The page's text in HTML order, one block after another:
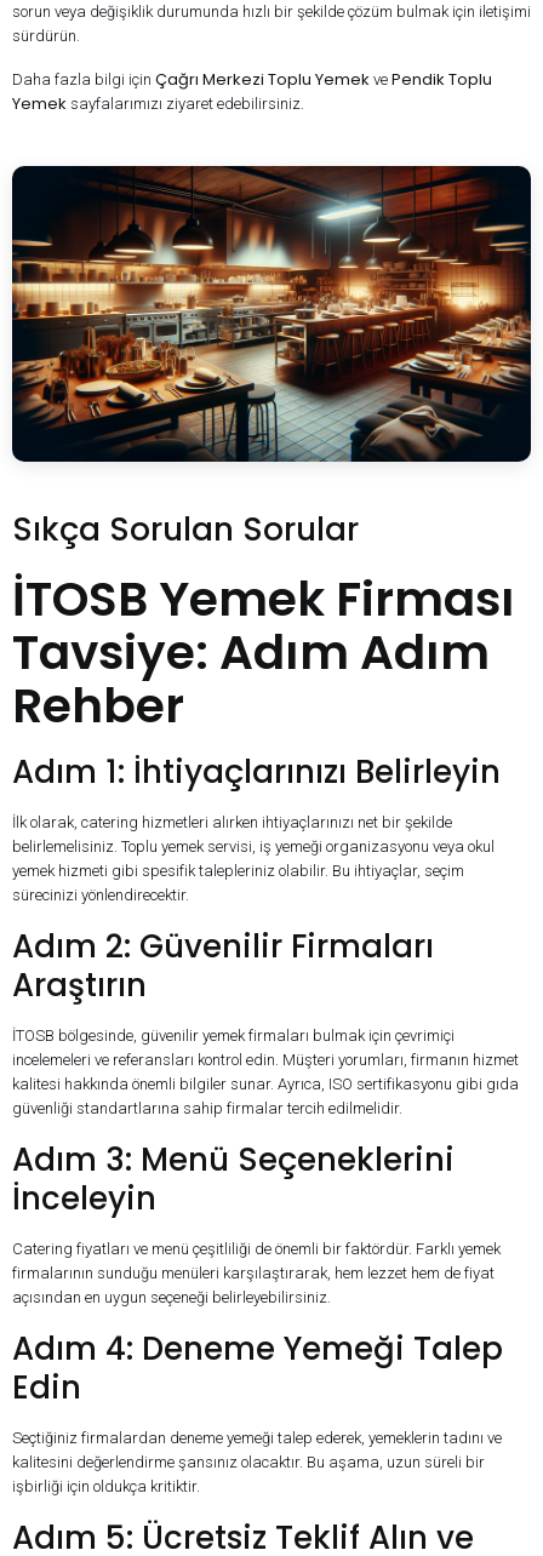
sorun veya değişiklik durumunda hızlı bir şekilde çözüm bulmak için iletişimi
sürdürün.
Daha fazla bilgi için Çağrı Merkezi Toplu Yemek ve Pendik Toplu
Yemek sayfalarımızı ziyaret edebilirsiniz.
Sıkça Sorulan Sorular
İTOSB Yemek Firması
Tavsiye: Adım Adım
Rehber
Adım 1: İhtiyaçlarınızı Belirleyin
İlk olarak, catering hizmetleri alırken ihtiyaçlarınızı net bir şekilde
belirlemelisiniz. Toplu yemek servisi, iş yemeği organizasyonu veya okul
yemek hizmeti gibi spesifik talepleriniz olabilir. Bu ihtiyaçlar, seçim
sürecinizi yönlendirecektir.
Adım 2: Güvenilir Firmaları
Araştırın
İTOSB bölgesinde, güvenilir yemek firmaları bulmak için çevrimiçi
incelemeleri ve referansları kontrol edin. Müşteri yorumları, firmanın hizmet
kalitesi hakkında önemli bilgiler sunar. Ayrıca, ISO sertifikasyonu gibi gıda
güvenliği standartlarına sahip firmalar tercih edilmelidir.
Adım 3: Menü Seçeneklerini
İnceleyin
Catering fiyatları ve menü çeşitliliği de önemli bir faktördür. Farklı yemek
firmalarının sunduğu menüleri karşılaştırarak, hem lezzet hem de fiyat
açısından en uygun seçeneği belirleyebilirsiniz.
Adım 4: Deneme Yemeği Talep
Edin
Seçtiğiniz firmalardan deneme yemeği talep ederek, yemeklerin tadını ve
kalitesini değerlendirme şansınız olacaktır. Bu aşama, uzun süreli bir
işbirliği için oldukça kritiktir.
Adım 5: Ücretsiz Teklif Alın ve